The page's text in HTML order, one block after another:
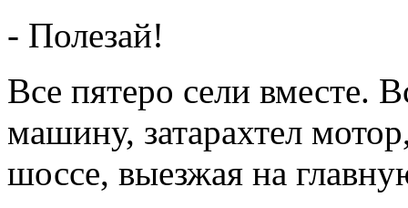
- Полезай!
Все пятеро сели вместе.
машину, затарахтел
шоссе, выезжая на